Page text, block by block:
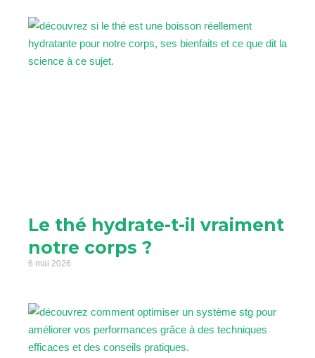
Le thé hydrate-t-il vraiment
notre corps ?
6 mai 2026